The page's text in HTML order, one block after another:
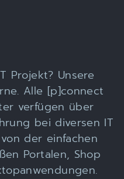
Projekt? Unsere
Alle [p]connect
verfügen über
bei diversen IT
der einfachen
Portalen, Shop